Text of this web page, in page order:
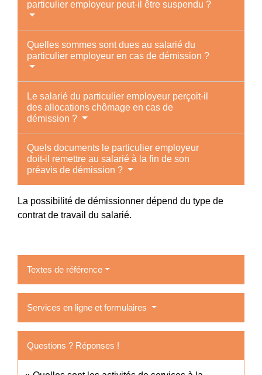
particulier employeur peut-il être suspendu ?
Quelles sommes sont dues au salarié du
particulier employeur en cas de démission ?
Le salarié du particulier employeur perçoit-il
des allocations chômage en cas de
démission ?
Quels documents le particulier employeur
doit-il remettre au salarié à la fin de son
préavis de démission ?
La possibilité de démissionner dépend du type de
contrat de travail du salarié.
Textes de référence
Services en ligne et formulaires
Questions ? Réponses !